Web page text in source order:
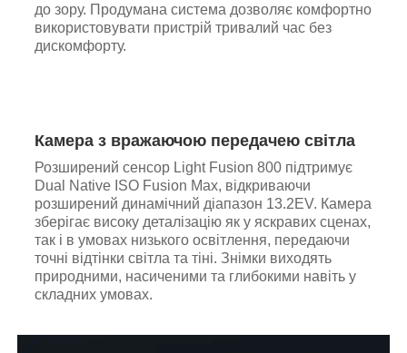
до зору. Продумана система дозволяє комфортно
використовувати пристрій тривалий час без
дискомфорту.
Камера з вражаючою передачею світла
Розширений сенсор Light Fusion 800 підтримує
Dual Native ISO Fusion Max, відкриваючи
розширений динамічний діапазон 13.2EV. Камера
зберігає високу деталізацію як у яскравих сценах,
так і в умовах низького освітлення, передаючи
точні відтінки світла та тіні. Знімки виходять
природними, насиченими та глибокими навіть у
складних умовах.